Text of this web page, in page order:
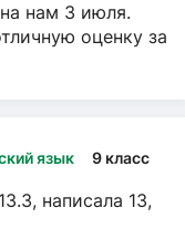
нам 3 июля.
оценку за
язык 9 класс
написала 13,